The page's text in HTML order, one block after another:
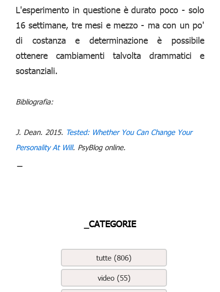
L'esperimento in questione è durato poco - solo
16 settimane, tre mesi e mezzo - ma con un po'
di costanza e determinazione è possibile
ottenere cambiamenti talvolta drammatici e
sostanziali.
Bibliografia:
J. Dean. 2015. Tested: Whether You Can Change Your
Personality At Will. PsyBlog online.
_CATEGORIE
tutte (806)
video (55)